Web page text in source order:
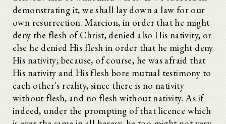
demonstrating it, we shall lay down a law for our
own resurrection. Marcion, in order that he might
deny the flesh of Christ, denied also His nativity, or
else he denied His flesh in order that he might deny
His nativity; because, of course, he was afraid that
His nativity and His flesh bore mutual testimony to
each other's reality, since there is no nativity
without flesh, and no flesh without nativity. As if
indeed, under the prompting of that licence which